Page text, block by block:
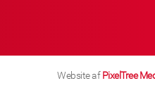
Website afPixelTree